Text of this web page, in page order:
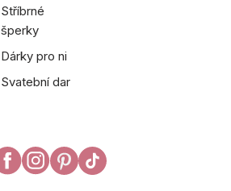
Stříbrné
šperky
Dárky pro ni
Svatební dar